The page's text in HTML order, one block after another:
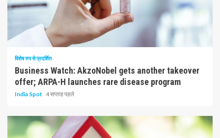
10 न्यूनतम पढ़ा
विशेष रुप से प्रदर्शित
Business Watch: AkzoNobel gets another takeover
offer; ARPA-H launches rare disease program
India Spot 4 सप्ताह पहले